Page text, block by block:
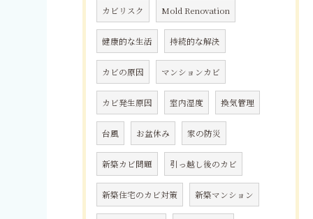
カビリスク Mold Renovation
健康的な生活 持続的な解決
カビの原因 マンションカビ
カビ発生原因 室内湿度 換気管理
台風 お盆休み 家の防災
新築カビ問題 引っ越し後のカビ
新築住宅のカビ対策 新築マンション